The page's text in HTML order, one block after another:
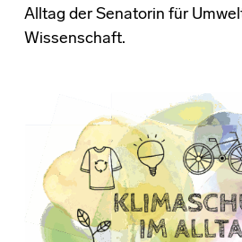
Alltag der Senatorin für
Wissenschaft.